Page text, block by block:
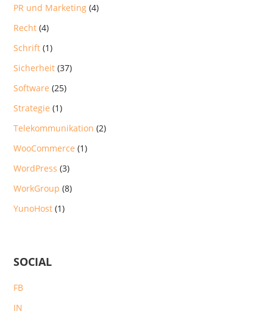
PR und Marketing (4)
Recht (4)
Schrift (1)
Sicherheit (37)
Software (25)
Strategie (1)
Telekommunikation (2)
WooCommerce (1)
WordPress (3)
WorkGroup (8)
YunoHost (1)
SOCIAL
FB
IN